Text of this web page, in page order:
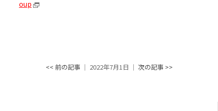
oup
<< 前の記事│ 2022年7月1日 │ 次の記事 >>